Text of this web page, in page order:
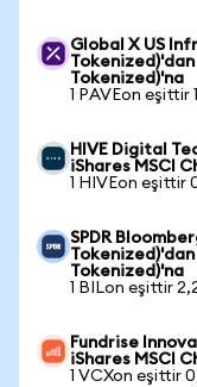
Global X US
Tokenized)'dan
Tokenized)'na
1 PAVEon eşittir
HIVE Digital
iShares MSCI
1 HIVEon eşittir
SPDR
Tokenized)'dan
Tokenized)'na
1 BILon eşittir
Fundrise
iShares MSCI
1 VCXon eşittir